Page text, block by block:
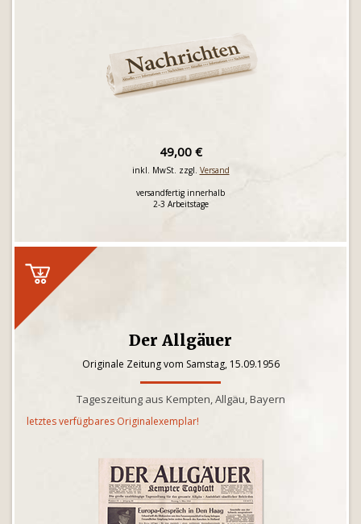
49,00 €
inkl. MwSt. zzgl. Versand
versandfertig innerhalb
2-3 Arbeitstage
Der Allgäuer
Originale Zeitung vom Samstag, 15.09.1956
Tageszeitung aus Kempten, Allgäu, Bayern
letztes verfügbares Originalexemplar!